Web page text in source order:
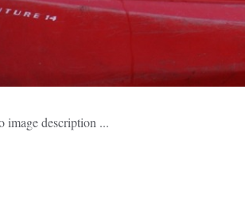
image description ...